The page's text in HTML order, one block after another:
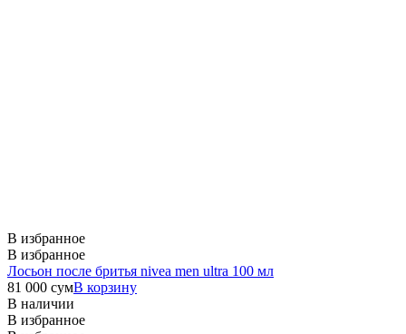
В избранное
В избранное
Лосьон после бритья nivea men ultra 100 мл
81 000 сумВ корзину
В наличии
В избранное